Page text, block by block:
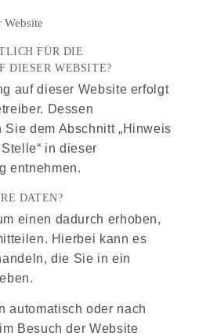
Website
FÜR DIE
DIESER WEBSITE?
auf dieser Website erfolgt
Dessen
Sie dem Abschnitt „Hinweis
in dieser
entnehmen.
DATEN?
einen dadurch erhoben,
Hierbei kann es
die Sie in ein
automatisch oder nach
Besuch der Website